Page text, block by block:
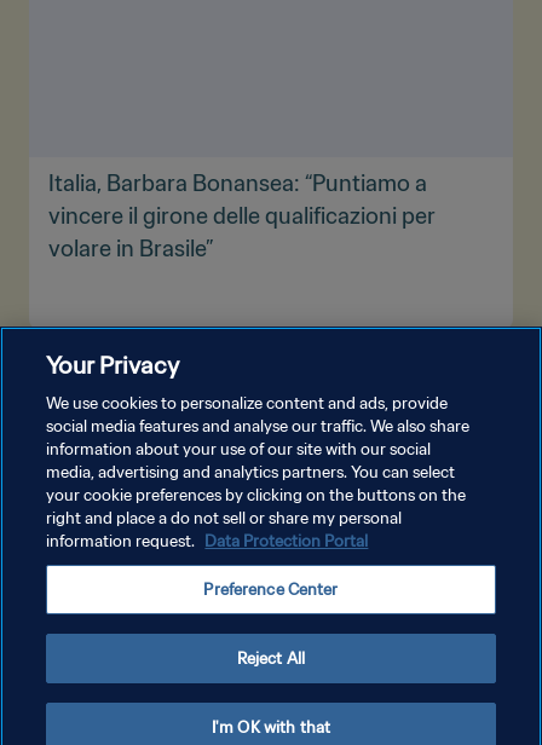
Italia, Barbara Bonansea: “Puntiamo a
vincere il girone delle qualificazioni per
volare in Brasile”
PRIVACY POLICY
GESTISCI LE TUE PREFERENZE PER I COOKIES
Copyright © 1994 - 2026 FIFA. Tutti i diritti riservati.
Your Privacy
We use cookies to personalize content and ads, provide
social media features and analyse our traffic. We also share
information about your use of our site with our social
media, advertising and analytics partners. You can select
your cookie preferences by clicking on the buttons on the
right and place a do not sell or share my personal
information request. Data Protection Portal
Preference Center
Reject All
I'm OK with that